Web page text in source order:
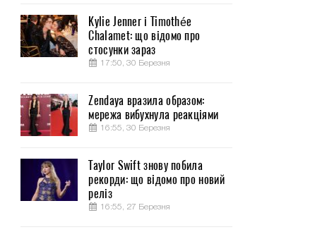
Kylie Jenner і Timothée
Chalamet: що відомо про
стосунки зараз
17:50, 30 Березня
Zendaya вразила образом:
мережа вибухнула реакціями
16:55, 30 Березня
Taylor Swift знову побила
рекорди: що відомо про новий
реліз
16:55, 27 Березня